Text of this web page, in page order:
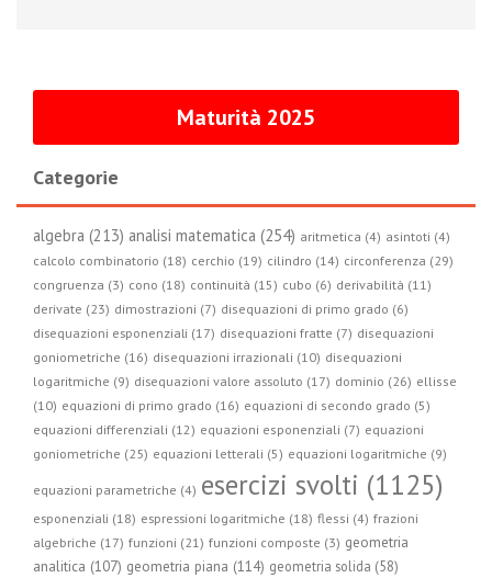
Maturità 2025
Categorie
algebra (213) analisi matematica (254) aritmetica (4) asintoti (4)
calcolo combinatorio (18) cerchio (19) cilindro (14) circonferenza (29)
congruenza (3) cono (18) continuità (15) cubo (6) derivabilità (11)
derivate (23) dimostrazioni (7) disequazioni di primo grado (6)
disequazioni esponenziali (17) disequazioni fratte (7) disequazioni
goniometriche (16) disequazioni irrazionali (10) disequazioni
logaritmiche (9) disequazioni valore assoluto (17) dominio (26) ellisse
(10) equazioni di primo grado (16) equazioni di secondo grado (5)
equazioni differenziali (12) equazioni esponenziali (7) equazioni
goniometriche (25) equazioni letterali (5) equazioni logaritmiche (9)
equazioni parametriche (4) esercizi svolti (1125)
esponenziali (18) espressioni logaritmiche (18) flessi (4) frazioni
algebriche (17) funzioni (21) funzioni composte (3) geometria
analitica (107) geometria piana (114) geometria solida (58)